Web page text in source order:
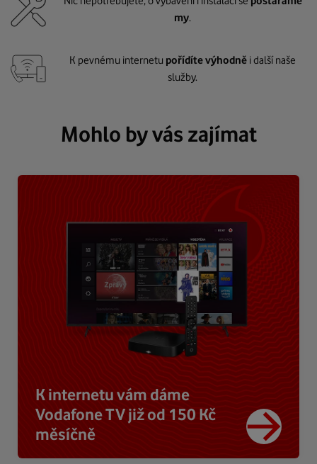
my.
K pevnému internetu pořídíte výhodně i další naše
služby.
Mohlo by vás zajímat
K internetu vám dáme
Vodafone TV již od 150 Kč
měsíčně